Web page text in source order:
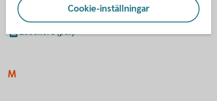
Lån (pdf)
Lön (pdf)
Lösenord (pdf)
M
Cookie-inställningar